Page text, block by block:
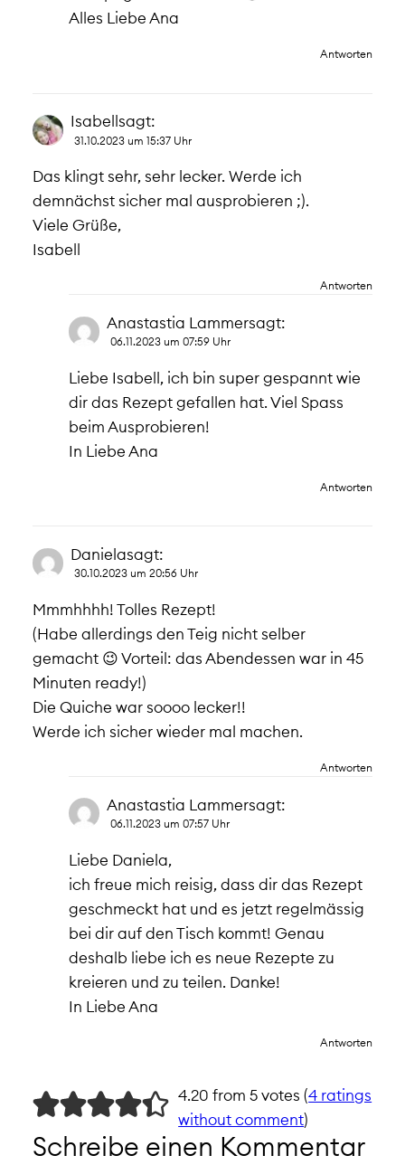
Alles Liebe Ana
Antworten
Isabellsagt:
31.10.2023 um 15:37 Uhr
Das klingt sehr, sehr lecker. Werde ich
demnächst sicher mal ausprobieren ;).
Viele Grüße,
Isabell
Antworten
Anastastia Lammersagt:
06.11.2023 um 07:59 Uhr
Liebe Isabell, ich bin super gespannt wie
dir das Rezept gefallen hat. Viel Spass
beim Ausprobieren!
In Liebe Ana
Antworten
Danielasagt:
30.10.2023 um 20:56 Uhr
Mmmhhhh! Tolles Rezept!
(Habe allerdings den Teig nicht selber
gemacht 😉 Vorteil: das Abendessen war in 45
Minuten ready!)
Die Quiche war soooo lecker!!
Werde ich sicher wieder mal machen.
Antworten
Anastastia Lammersagt:
06.11.2023 um 07:57 Uhr
Liebe Daniela,
ich freue mich reisig, dass dir das Rezept
geschmeckt hat und es jetzt regelmässig
bei dir auf den Tisch kommt! Genau
deshalb liebe ich es neue Rezepte zu
kreieren und zu teilen. Danke!
In Liebe Ana
Antworten
4.20 from 5 votes (4 ratings
without comment)
Schreibe einen Kommentar